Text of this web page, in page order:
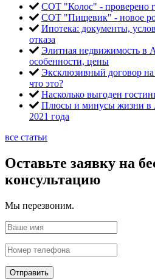
СОТ "Колос" - проверено
СОТ "Пищевик" - новое
Ипотека: документы,
отказа
Элитная недвижимость в
особенности, цены
Эксклюзивный договор
что это?
Насколько выгоден
Плюсы и минусы жизни в
2021 года
все статьи
Оставьте заявку на
консультацию
Мы перезвоним.
Отправить